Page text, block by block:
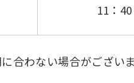
11：40
合わない場合がござい